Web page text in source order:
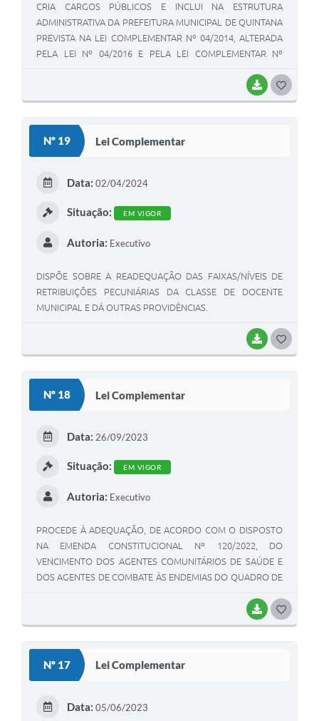
BAIXAR
CRIA CARGOS PÚBLICOS E INCLUI NA ESTRUTURA
ADMINISTRATIVA DA PREFEITURA MUNICIPAL DE QUINTANA
PREVISTA NA LEI COMPLEMENTAR Nº 04/2014, ALTERADA
PELA LEI Nº 04/2016 E PELA LEI COMPLEMENTAR Nº
Nº 19 Lei Complementar
BAIXAR
Data: 02/04/2024
Situação: EM VIGOR
Autoria: Executivo
DISPÕE SOBRE A READEQUAÇÃO DAS FAIXAS/NÍVEIS DE
RETRIBUIÇÕES PECUNIÁRIAS DA CLASSE DE DOCENTE
MUNICIPAL E DÁ OUTRAS PROVIDÊNCIAS.
Nº 18 Lei Complementar
BAIXAR
Data: 26/09/2023
Situação: EM VIGOR
Autoria: Executivo
PROCEDE À ADEQUAÇÃO, DE ACORDO COM O DISPOSTO
NA EMENDA CONSTITUCIONAL Nº 120/2022, DO
VENCIMENTO DOS AGENTES COMUNITÁRIOS DE SAÚDE E
DOS AGENTES DE COMBATE ÀS ENDEMIAS DO QUADRO DE
Nº 17 Lei Complementar
Data: 05/06/2023